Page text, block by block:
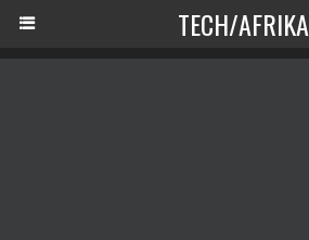
TECH/AFRIKA